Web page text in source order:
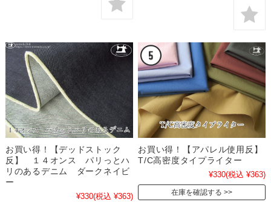
お買い得！【デッドストック
反】 １４オンス パリっとハ
リのあるデニム ダークネイビ
ー
¥330(税込 ¥363)
お買い得！【アパレル使用反】
T/C高密度タイプライター
¥330(税込 ¥363)
在庫を確認する